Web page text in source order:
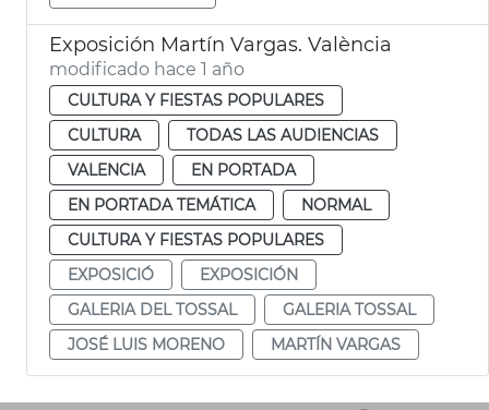
Exposición Martín Vargas. València
modificado hace 1 año
CULTURA Y FIESTAS POPULARES
CULTURA
TODAS LAS AUDIENCIAS
VALENCIA
EN PORTADA
EN PORTADA TEMÁTICA
NORMAL
CULTURA Y FIESTAS POPULARES
EXPOSICIÓ
EXPOSICIÓN
GALERIA DEL TOSSAL
GALERIA TOSSAL
JOSÉ LUIS MORENO
MARTÍN VARGAS